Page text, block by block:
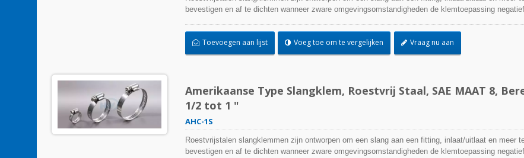
bevestigen en af te dichten wanneer zware omgevingsomstandigheden de klemtoepassing negatief
temperatuurextremen een zorg zijn. Roestvrijstalen slangklemmen kunnen in vrijwel elke binnen- en
buitentoepassing worden gebruikt.
Toevoegen aan lijst Voeg toe om te vergelijken Vraag nu aan
Amerikaanse Type Slangklem, Roestvrij Staal, SAE MAAT 8,
1/2 tot 1 "
AHC-1S
Roestvrijstalen slangklemmen zijn ontworpen om een slang aan een fitting, inlaat/uitlaat en meer
bevestigen en af te dichten wanneer zware omgevingsomstandigheden de klemtoepassing negatief